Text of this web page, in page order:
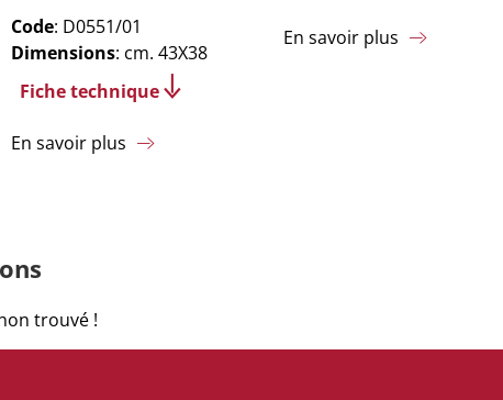
Code: D0551/01
Dimensions: cm. 43X38
Fiche technique
En savoir plus
En savoir plus
trouvé !